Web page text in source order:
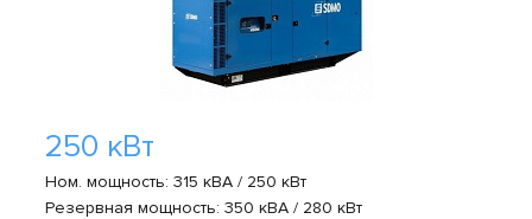
250 кВт
Ном. мощность: 315 кВА / 250 кВт
Резервная мощность: 350 кВА / 280 кВт